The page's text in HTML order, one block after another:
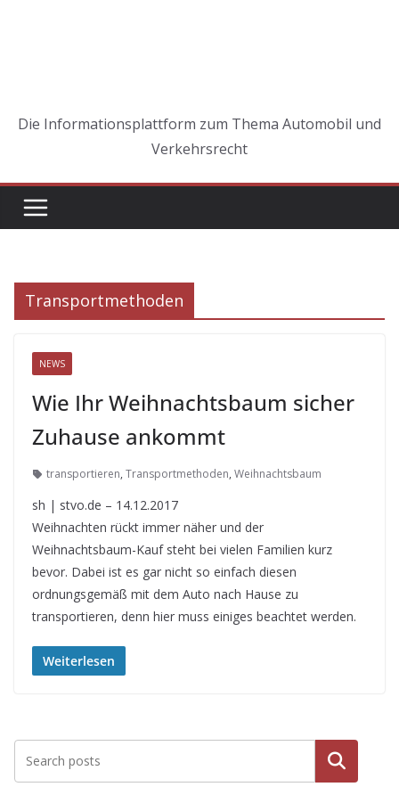
Die Informationsplattform zum Thema Automobil und
Verkehrsrecht
Transportmethoden
NEWS
Wie Ihr Weihnachtsbaum sicher
Zuhause ankommt
transportieren, Transportmethoden, Weihnachtsbaum
sh | stvo.de – 14.12.2017
Weihnachten rückt immer näher und der
Weihnachtsbaum-Kauf steht bei vielen Familien kurz
bevor. Dabei ist es gar nicht so einfach diesen
ordnungsgemäß mit dem Auto nach Hause zu
transportieren, denn hier muss einiges beachtet werden.
Weiterlesen
Suche